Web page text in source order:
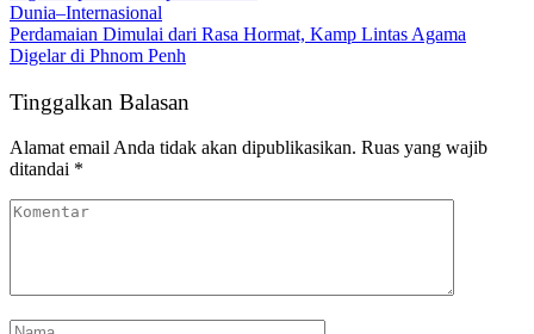
Dunia–Internasional
Perdamaian Dimulai dari Rasa Hormat, Kamp Lintas Agama
Digelar di Phnom Penh
Tinggalkan Balasan
Alamat email Anda tidak akan dipublikasikan. Ruas yang wajib
ditandai *